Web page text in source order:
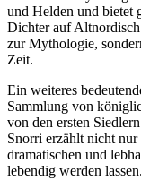
und Helden und bietet
Dichter auf
zur Mythologie,
Zeit.
Ein weiteres
⁢Sammlung von
von den ersten
⁤Snorri ⁣erzählt nicht
dramatischen und
lebendig‌ werden lassen.